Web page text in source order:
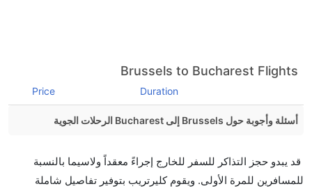
Brussels to Bucharest Flights
Duration
Price
أسئلة وأجوبة حول Brussels إلى Bucharest الرحلات الجوية
إلىبوخارست مما تستغرقه الخطوط الجوية الأخرى؟
نعم. توفر كل من أسرع رحلات الطيران على هذا الطريق،
قد يبدو حجز التذاكر للسفر للخارج إجراءً معقداً ولاسيما بالنسبة
للمسافرين للمرة الأولى. ويقوم كليرتريب بتوفير تفاصيل شاملة